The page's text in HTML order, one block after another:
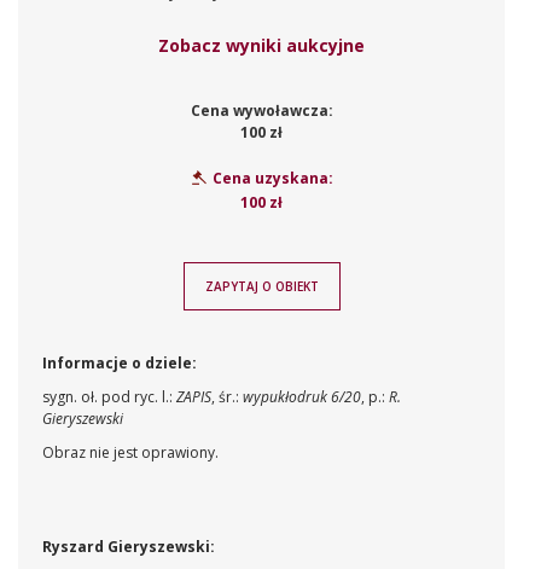
Zobacz wyniki aukcyjne
Cena wywoławcza:
100 zł
Cena uzyskana:
100 zł
ZAPYTAJ O OBIEKT
Informacje o dziele:
sygn. oł. pod ryc. l.: ZAPIS, śr.: wypukłodruk 6/20, p.: R.
Gieryszewski
Obraz nie jest oprawiony.
Ryszard Gieryszewski: